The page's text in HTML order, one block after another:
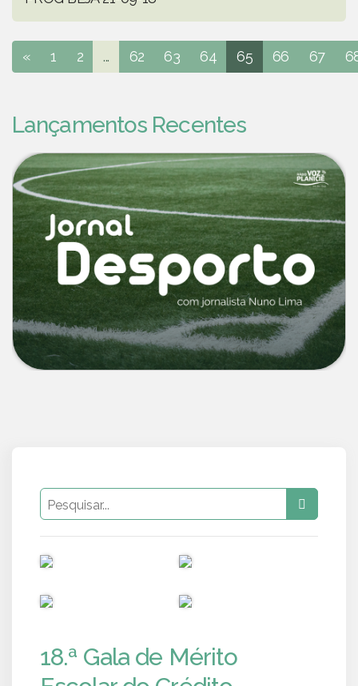
« 1 2 ... 62 63 64 65 66 67
Lançamentos Recentes
18.ª Gala de Mérito